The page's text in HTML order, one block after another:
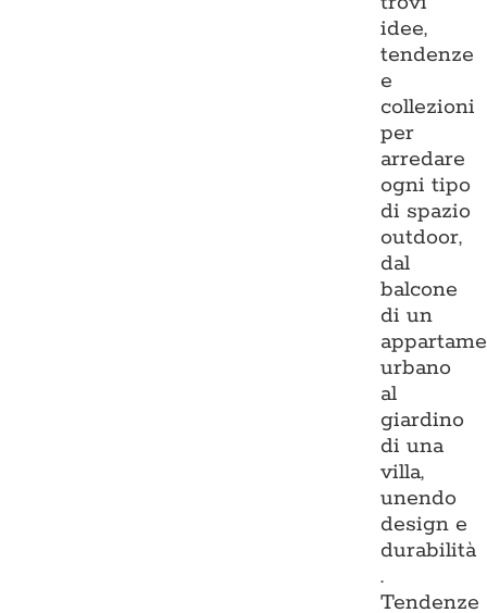
idee,
tendenze
e
collezioni
per
arredare
ogni tipo
di spazio
outdoor,
dal
balcone
di un
urbano
al
giardino
di una
villa,
unendo
design e
durabilità
.
Tendenze